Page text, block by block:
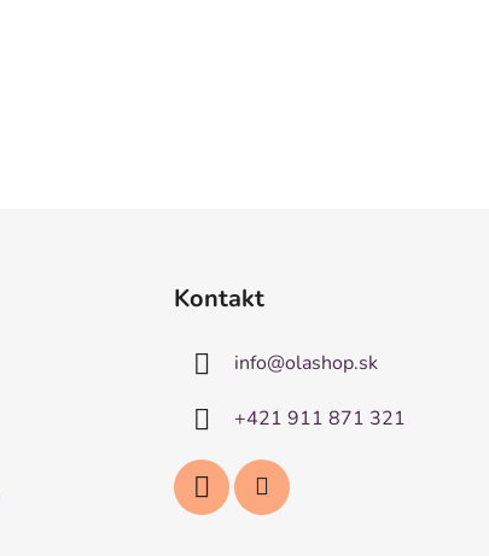
Kontakt
info@olashop.sk
+421 911 871 321